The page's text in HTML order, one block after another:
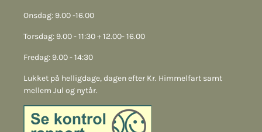
Onsdag: 9.00 -16.00
Torsdag: 9.00 - 11:30 + 12.00- 16.00
Fredag: 9.00 - 14:30
Lukket på helligdage, dagen efter Kr. Himmelfart samt
mellem Jul og nytår.